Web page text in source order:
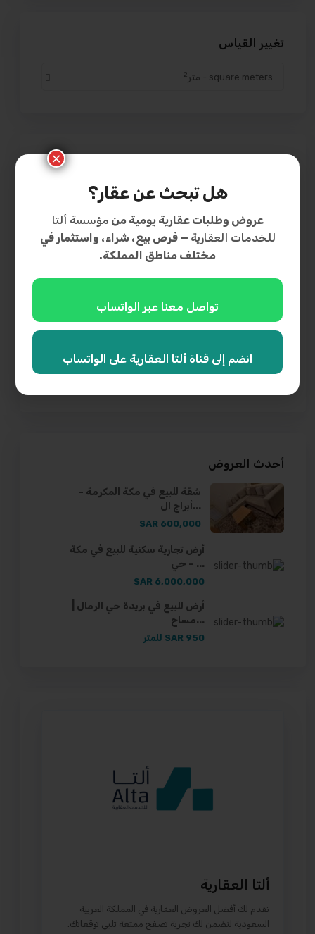
تغيير القياس
square meters - متر 2
0 SAR to 1,500,000 SAR
بحث
أحدث العروض
شقة للبيع في مكة المكرمة –
أبراج ال...
600,000 SAR
أرض تجارية سكنية للبيع في مكة
– حي ...
6,000,000 SAR
أرض للبيع في بريدة حي الرمال |
مساح...
950 SAR للمتر
ألتا العقارية
نقدم لك أفضل العروض العقارية في المملكة العربية
السعودية لنضمن لك تجربة تصفح ممتعة تلبي توقعاتك.
هل تبحث عن عقار؟
عروض وطلبات عقارية يومية من مؤسسة ألتا
للخدمات العقارية — فرص بيع، شراء، واستثمار في
مختلف مناطق المملكة.
تواصل معنا عبر الواتساب
انضم إلى قناة ألتا العقارية على الواتساب
×